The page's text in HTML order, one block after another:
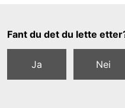
Tilbakemeldingsskjema
Fant du det du lette
Ja Nei